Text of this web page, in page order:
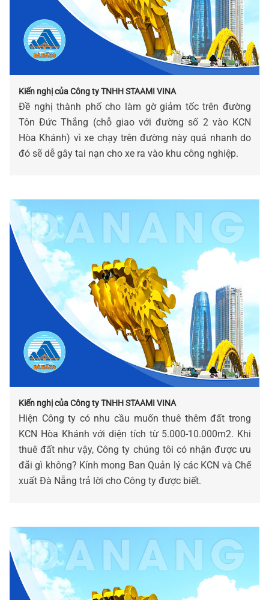
Kiến nghị của Công ty TNHH STAAMI VINA
Đề nghị thành phố cho làm gờ giảm tốc trên đường
Tôn Đức Thắng (chỗ giao với đường số 2 vào KCN
Hòa Khánh) vì xe chạy trên đường này quá nhanh do
đó sẽ dễ gây tai nạn cho xe ra vào khu công nghiệp.
Kiến nghị của Công ty TNHH STAAMI VINA
Hiện Công ty có nhu cầu muốn thuê thêm đất trong
KCN Hòa Khánh với diện tích từ 5.000-10.000m2. Khi
thuê đất như vậy, Công ty chúng tôi có nhận được ưu
đãi gì không? Kính mong Ban Quản lý các KCN và Chế
xuất Đà Nẵng trả lời cho Công ty được biết.